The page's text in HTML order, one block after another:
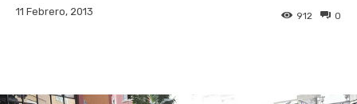
11 Febrero, 2013 0
912